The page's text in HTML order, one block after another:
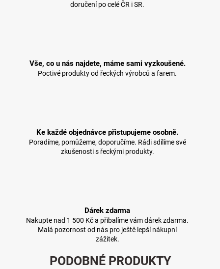
doručení po celé ČR i SR.
Vše, co u nás najdete, máme sami vyzkoušené.
Poctivé produkty od řeckých výrobců a farem.
Ke každé objednávce přistupujeme osobně.
Poradíme, pomůžeme, doporučíme. Rádi sdílíme své
zkušenosti s řeckými produkty.
Dárek zdarma
Nakupte nad 1 500 Kč a přibalíme vám dárek zdarma.
Malá pozornost od nás pro ještě lepší nákupní
zážitek.
PODOBNÉ PRODUKTY